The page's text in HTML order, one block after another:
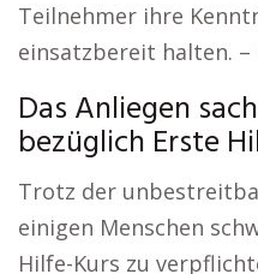
Teilnehmer ihre
einsatzbereit halten. –
Das Anliegen
bezüglich Erste
Trotz der
einigen Menschen
Hilfe-Kurs zu